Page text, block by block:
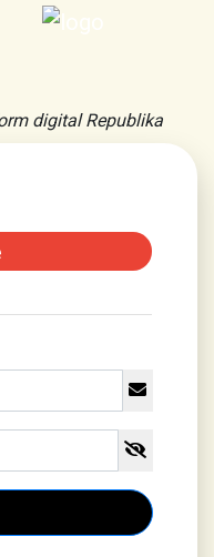
digital Republika